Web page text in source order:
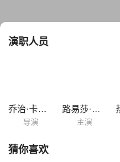
出和比赛。1949年,卡拉斯跟她
一片大海，淹没了一个作为女人
机抵达米兰。在米兰,他们陷入
和无数财富的人，需要"有名望"
演职人员
乔治·卡皮塔尼
导演
路易莎·拉涅瑞
主演
猜你喜欢